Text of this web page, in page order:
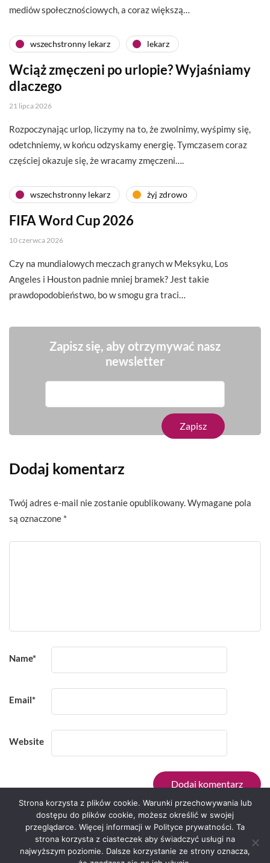
mediów społecznościowych, a coraz większą…
wszechstronny lekarz lekarz
Wciąż zmęczeni po urlopie? Wyjaśniamy
dlaczego
21 lipca 2026
Rozpoczynając urlop, liczymy na to, że zwolnimy, wyśpimy się,
odetchniemy, w końcu odzyskamy energię. Tymczasem coraz
częściej okazuje się, że wracamy zmęczeni….
wszechstronny lekarz żyj zdrowo
FIFA Word Cup 2026
10 czerwca 2026
Czy na mundialowych meczach granych w Meksyku, Los
Angeles i Houston padnie mniej bramek? Jest takie
prawdopodobieństwo, bo w smogu gra traci…
Zapisz się, aby otrzymywać nasz
newsletter
Dodaj komentarz
Twój adres e-mail nie zostanie opublikowany. Wymagane pola
są oznaczone *
Name*
Email*
Website
Serwis zaprojektował Grzegorz Sztank .
Strona korzysta z plików cookie. Warunki przechowywania lub
dostępu do plików cookie, możesz określić w swojej
przeglądarce. Więcej informacji w Polityce prywatności. Ta
strona korzysta z ciasteczek aby świadczyć usługi na
najwyższym poziomie. Dalsze korzystanie ze strony oznacza,